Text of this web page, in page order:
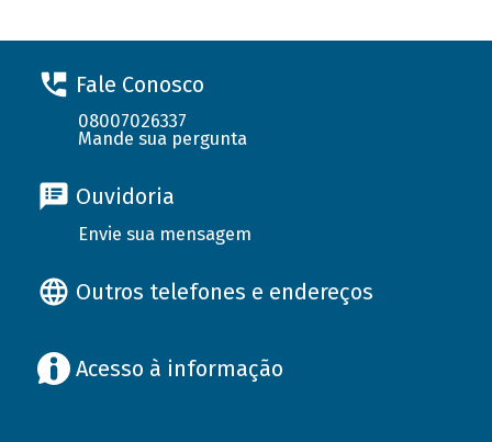
Fale Conosco
08007026337
Mande sua pergunta
Ouvidoria
Envie sua mensagem
Outros telefones e endereços
Acesso à informação